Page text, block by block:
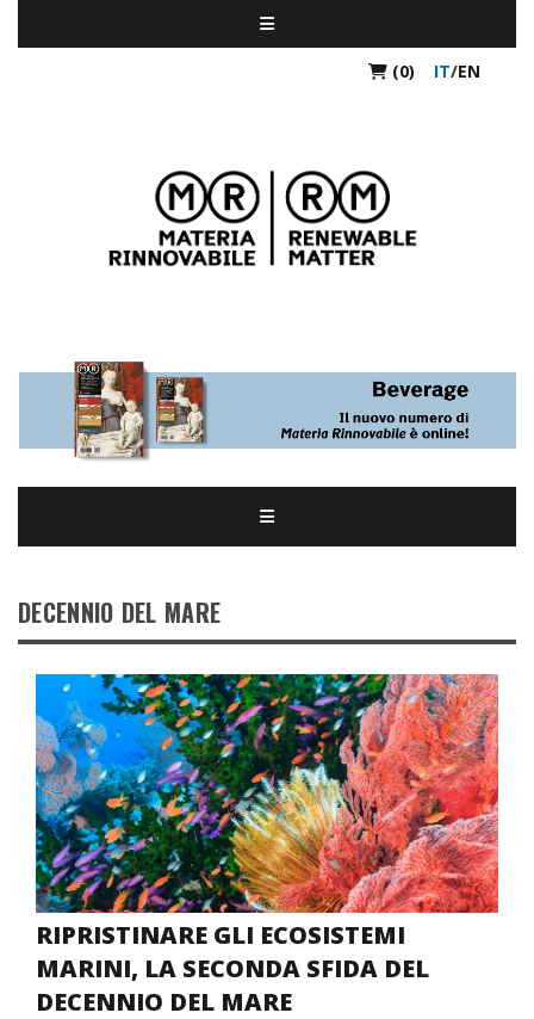
(0) IT/EN
DECENNIO DEL MARE
RIPRISTINARE GLI ECOSISTEMI
MARINI, LA SECONDA SFIDA DEL
DECENNIO DEL MARE